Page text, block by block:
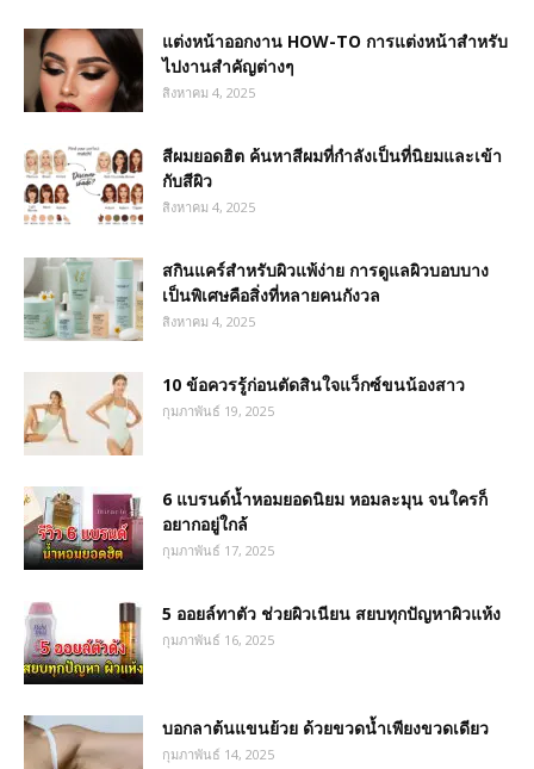
แต่งหน้าออกงาน HOW-TO การแต่งหน้าสำหรับ
ไปงานสำคัญต่างๆ
สิงหาคม 4, 2025
สีผมยอดฮิต ค้นหาสีผมที่กำลังเป็นที่นิยมและเข้า
กับสีผิว
สิงหาคม 4, 2025
สกินแคร์สำหรับผิวแพ้ง่าย การดูแลผิวบอบบาง
เป็นพิเศษคือสิ่งที่หลายคนกังวล
สิงหาคม 4, 2025
10 ข้อควรรู้ก่อนตัดสินใจแว็กซ์ขนน้องสาว
กุมภาพันธ์ 19, 2025
6 แบรนด์น้ำหอมยอดนิยม หอมละมุน จนใครก็
อยากอยู่ใกล้
กุมภาพันธ์ 17, 2025
5 ออยล์ทาตัว ช่วยผิวเนียน สยบทุกปัญหาผิวแห้ง
กุมภาพันธ์ 16, 2025
บอกลาต้นแขนย้วย ด้วยขวดน้ำเพียงขวดเดียว
กุมภาพันธ์ 14, 2025